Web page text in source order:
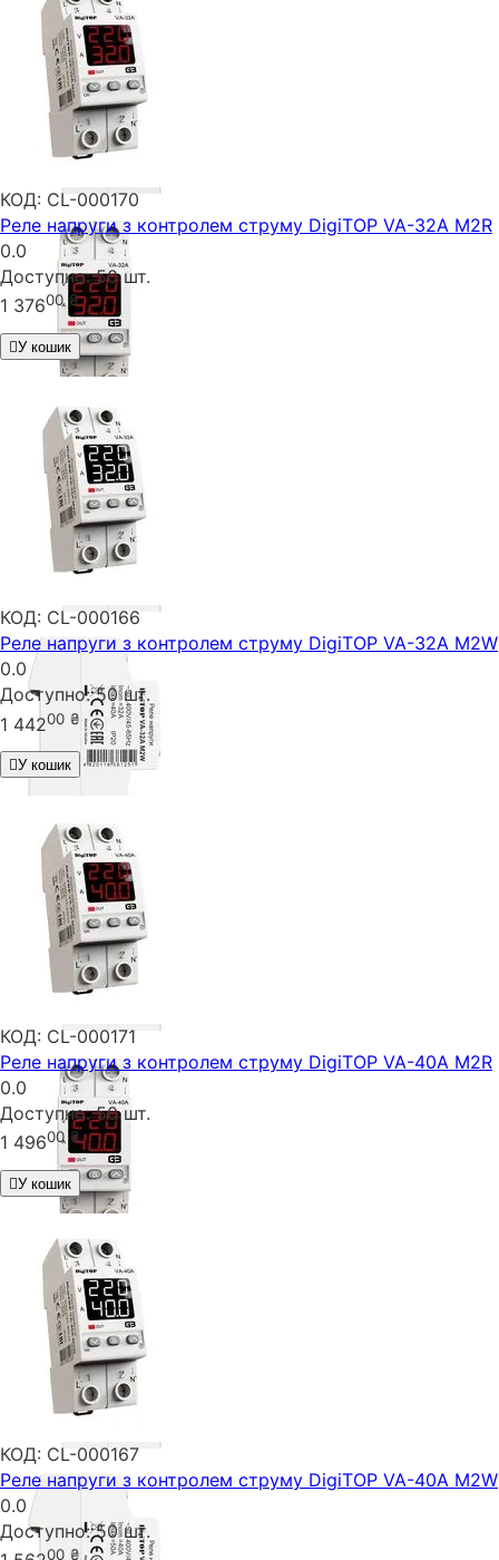
КОД: CL-000170
Реле напруги з контролем струму DigiTOP VA-32A M2R
0.0
Доступно: 50 шт.
1 37600 ₴
У кошик
КОД: CL-000166
Реле напруги з контролем струму DigiTOP VA-32A M2W
0.0
Доступно: 50 шт.
1 44200 ₴
У кошик
КОД: CL-000171
Реле напруги з контролем струму DigiTOP VA-40A M2R
0.0
Доступно: 50 шт.
1 49600 ₴
У кошик
КОД: CL-000167
Реле напруги з контролем струму DigiTOP VA-40A M2W
0.0
Доступно: 50 шт.
00 ₴